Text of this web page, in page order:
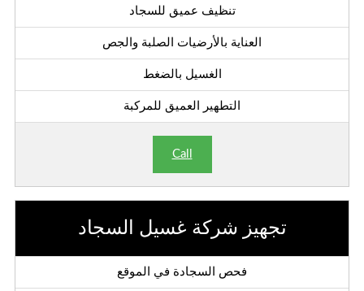
تنظيف عميق للسجاد
العناية بالأرضيات الصلبة والجص
الغسيل بالضغط
التطهير العميق للمركبة
Call
تجهيز شركة غسيل السجاد
فحص السجادة في الموقع